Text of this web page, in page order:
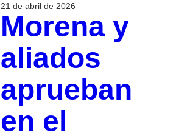
21 de abril de 2026
Morena y
aliados
aprueban
en el